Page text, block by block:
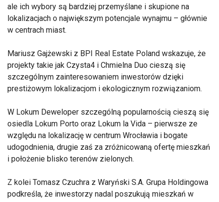
ale ich wybory są bardziej przemyślane i skupione na
lokalizacjach o największym potencjale wynajmu – głównie
w centrach miast.
Mariusz Gajżewski z BPI Real Estate Poland wskazuje, że
projekty takie jak Czysta4 i Chmielna Duo cieszą się
szczególnym zainteresowaniem inwestorów dzięki
prestiżowym lokalizacjom i ekologicznym rozwiązaniom.
W Lokum Deweloper szczególną popularnością cieszą się
osiedla Lokum Porto oraz Lokum la Vida – pierwsze ze
względu na lokalizację w centrum Wrocławia i bogate
udogodnienia, drugie zaś za zróżnicowaną ofertę mieszkań
i położenie blisko terenów zielonych.
Z kolei Tomasz Czuchra z Waryński S.A. Grupa Holdingowa
podkreśla, że inwestorzy nadal poszukują mieszkań w